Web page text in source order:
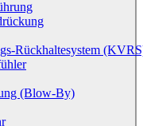
Rückhaltesystem
(Blow-By)